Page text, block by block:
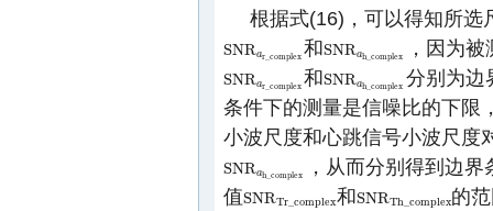
根据式(16)，可以得知所选
SNRar _complex
SNRar_complex
和SNRah_complex
SNRah _comp e，因为
SNRar _complex
SNRar_complex
和SNRah_complex
SNRah _complex
分别为边
条件下的测量是信噪比的下限
小波尺度和心跳信号小波尺度
SNRah_complex
SNRah _comp e，从而分别得到边
值SNRTr_ complex
SNRTr_ complex
和SNRTh _complex
SNRTh_ complex
的